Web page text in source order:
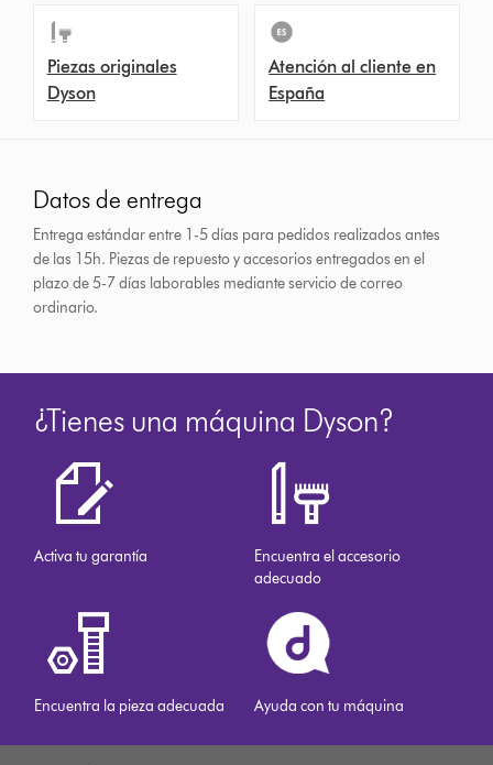
Piezas originales
Dyson
Atención al cliente en
España
Datos de entrega
Entrega estándar entre 1-5 días para pedidos realizados antes
de las 15h. Piezas de repuesto y accesorios entregados en el
plazo de 5-7 días laborables mediante servicio de correo
ordinario.
¿Tienes una máquina Dyson?
Activa tu garantía
Encuentra el accesorio
adecuado
Encuentra la pieza adecuada Ayuda con tu máquina